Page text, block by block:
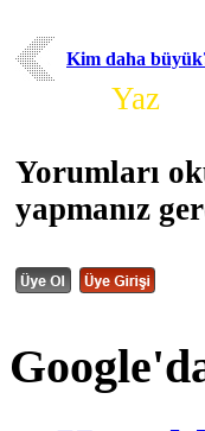
Kim daha
Yaz
Yorumları
yapmanız